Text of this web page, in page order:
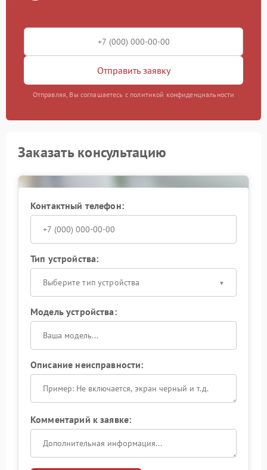
Отправить заявку
Отправляя, Вы соглашаетесь с политикой конфиденциальности
Заказать консультацию
Контактный телефон:
Тип устройства:
Выберите тип устройства
Модель устройства:
Описание неисправности:
Комментарий к заявке: